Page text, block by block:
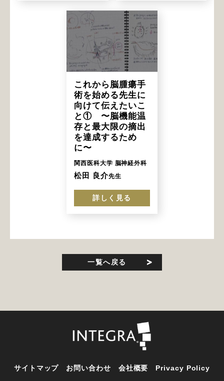
これから脳腫瘍手
術を始める先生に
向けて伝えたいこ
と① 〜脳機能温
存と最大限の摘出
を達成するため
に〜
関西医科大学 脳神経外科
松田 良介先生
詳しく見る
一覧へ戻る
サイトマップ お問い合わせ 会社概要 Privacy Policy